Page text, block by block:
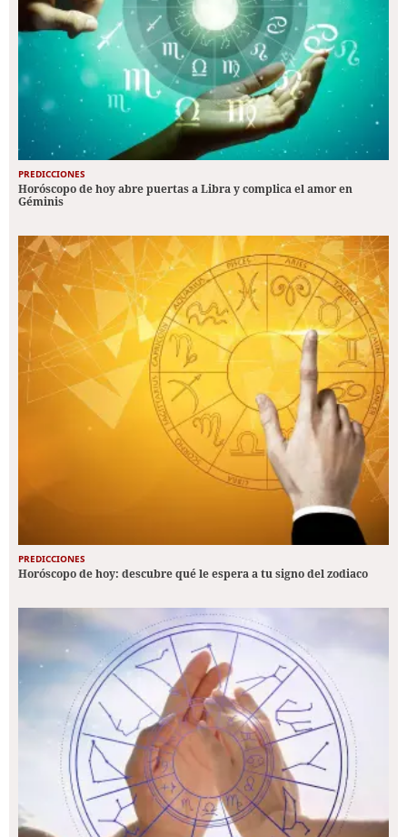
PREDICCIONES
Horóscopo de hoy abre puertas a Libra y complica el amor en
Géminis
PREDICCIONES
Horóscopo de hoy: descubre qué le espera a tu signo del zodiaco